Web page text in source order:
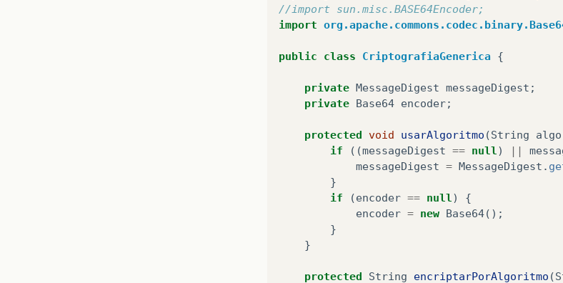
//import sun.misc.BASE64Encoder;
import
public class CriptografiaGenerica {
private MessageDigest messageDigest ;
private Base64 encoder;
protected void usarAlgoritmo (String
if
((messageDigest == null ) ||
messageDigest = MessageDigest .
}
if
(encoder == null )
{
encoder = new Base64();
}
}
protected String encriptarPorAlgoritmo (